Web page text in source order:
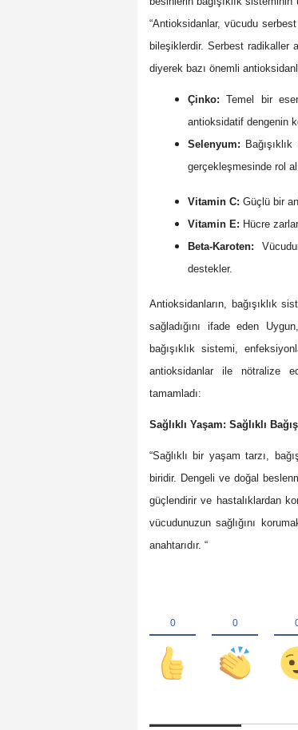
“Antioksidanlar, vücudu
bileşiklerdir. Serbest radikaller
diyerek bazı önemli
Çinko: Temel bir
antioksidatif dengenin
Selenyum:
gerçekleşmesinde rol
Vitamin C: Güçlü bir
Vitamin E: Hücre
Beta-Karoten:
destekler.
Antioksidanların, bağışıklık
sağladığını ifade eden
bağışıklık sistemi,
antioksidanlar ile nötralize
tamamladı:
Sağlıklı Yaşam: Sağlıklı
“Sağlıklı bir yaşam tarzı,
biridir. Dengeli ve doğal
güçlendirir ve hastalıklardan
vücudunuzun sağlığını
anahtarıdır. “